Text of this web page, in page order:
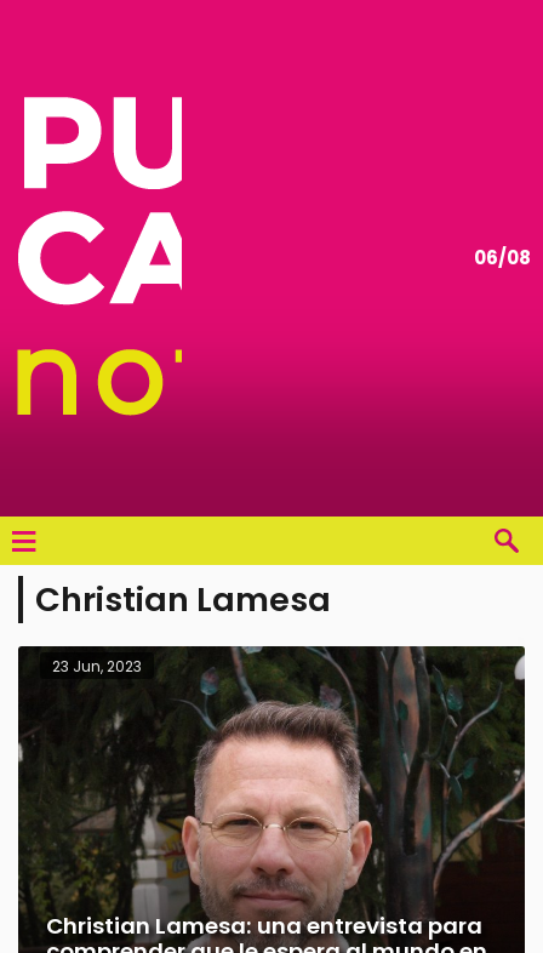
06/08
≡
Christian Lamesa
23 Jun, 2023
Christian Lamesa: una entrevista para